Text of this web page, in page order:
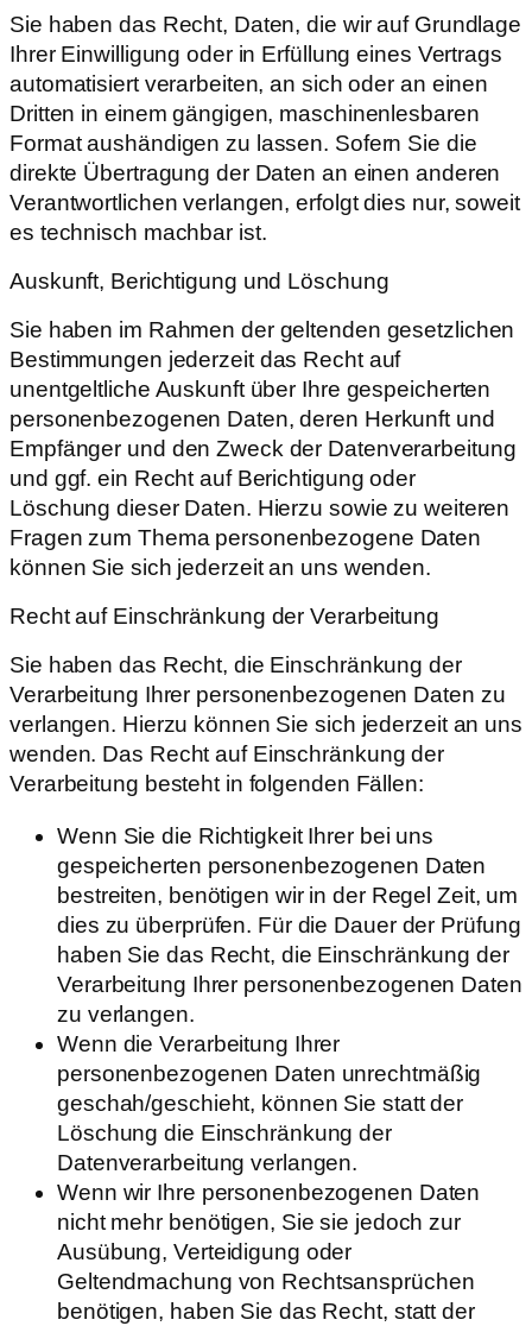
Sie haben das Recht, Daten, die wir auf Grundlage
Ihrer Einwilligung oder in Erfüllung eines Vertrags
automatisiert verarbeiten, an sich oder an einen
Dritten in einem gängigen, maschinenlesbaren
Format aushändigen zu lassen. Sofern Sie die
direkte Übertragung der Daten an einen anderen
Verantwortlichen verlangen, erfolgt dies nur, soweit
es technisch machbar ist.
Auskunft, Berichtigung und Löschung
Sie haben im Rahmen der geltenden gesetzlichen
Bestimmungen jederzeit das Recht auf
unentgeltliche Auskunft über Ihre gespeicherten
personenbezogenen Daten, deren Herkunft und
Empfänger und den Zweck der Datenverarbeitung
und ggf. ein Recht auf Berichtigung oder
Löschung dieser Daten. Hierzu sowie zu weiteren
Fragen zum Thema personenbezogene Daten
können Sie sich jederzeit an uns wenden.
Recht auf Einschränkung der Verarbeitung
Sie haben das Recht, die Einschränkung der
Verarbeitung Ihrer personenbezogenen Daten zu
verlangen. Hierzu können Sie sich jederzeit an uns
wenden. Das Recht auf Einschränkung der
Verarbeitung besteht in folgenden Fällen:
Wenn Sie die Richtigkeit Ihrer bei uns
gespeicherten personenbezogenen Daten
bestreiten, benötigen wir in der Regel Zeit, um
dies zu überprüfen. Für die Dauer der Prüfung
haben Sie das Recht, die Einschränkung der
Verarbeitung Ihrer personenbezogenen Daten
zu verlangen.
Wenn die Verarbeitung Ihrer
personenbezogenen Daten unrechtmäßig
geschah/geschieht, können Sie statt der
Löschung die Einschränkung der
Datenverarbeitung verlangen.
Wenn wir Ihre personenbezogenen Daten
nicht mehr benötigen, Sie sie jedoch zur
Ausübung, Verteidigung oder
Geltendmachung von Rechtsansprüchen
benötigen, haben Sie das Recht, statt der